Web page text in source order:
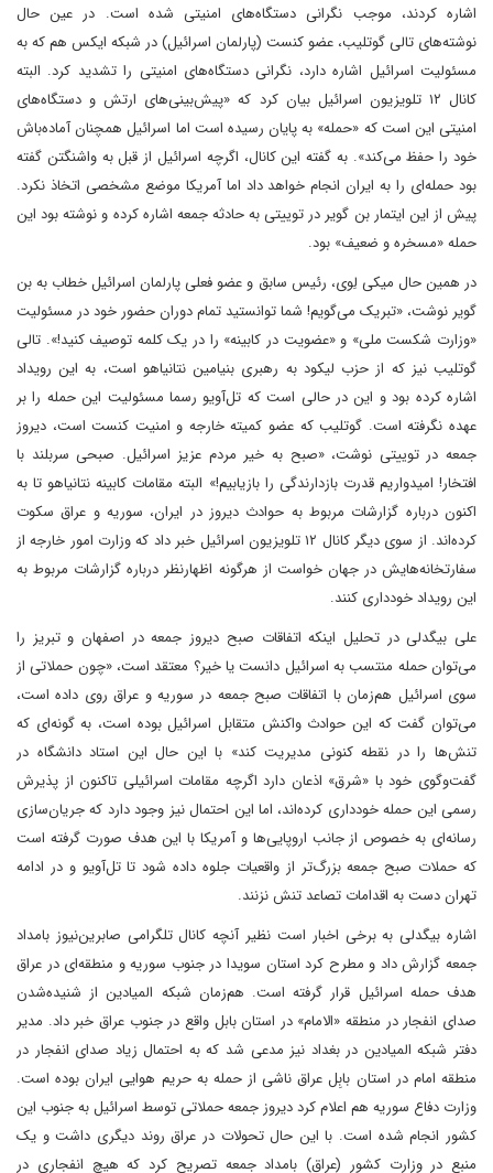
اشاره کردند، موجب نگرانی دستگاه‌های امنیتی شده است. در عین حال
نوشته‌های تالی گوتلیب، عضو کنست (پارلمان اسرائیل) در شبکه ایکس هم که به
مسئولیت اسرائیل اشاره دارد، نگرانی دستگاه‌های امنیتی را تشدید کرد. البته
کانال ۱۲ تلویزیون اسرائیل بیان کرد که «پیش‌بینی‌های ارتش و دستگاه‌های
امنیتی این است که «حمله» به پایان رسیده است اما اسرائیل همچنان آماده‌باش
خود را حفظ می‌کند». به گفته این کانال، اگرچه اسرائیل از قبل به واشنگتن گفته
بود حمله‌ای را به ایران انجام خواهد داد اما آمریکا موضع مشخصی اتخاذ نکرد.
پیش از این ایتمار بن گویر در توییتی به حادثه جمعه اشاره کرده و نوشته بود این
حمله «مسخره و ضعیف» بود.
در همین حال میکی لِوی، رئیس سابق و عضو فعلی پارلمان اسرائیل خطاب به بن‌
گویر نوشت، «تبریک می‌گویم! شما توانستید تمام دوران حضور خود در مسئولیت
«وزارت شکست ملی» و «عضویت در کابینه» را در یک کلمه توصیف کنید!». تالی
گوتلیب نیز که از حزب لیکود به رهبری بنیامین نتانیاهو است، به این رویداد
اشاره کرده بود و این در حالی است که تل‌آویو رسما مسئولیت این حمله را بر
عهده نگرفته است. گوتلیب که عضو کمیته خارجه و امنیت کنست است، دیروز
جمعه در توییتی نوشت، «صبح به خیر مردم عزیز اسرائیل. صبحی سربلند با
افتخار! امیدواریم قدرت بازدارندگی را بازیابیم!» البته مقامات کابینه نتانیاهو تا به
اکنون درباره گزارشات مربوط به حوادث دیروز در ایران، سوریه و عراق سکوت
کرده‌اند. از سوی دیگر کانال ۱۲ تلویزیون اسرائیل خبر داد که وزارت امور خارجه از
سفارتخانه‌هایش در جهان خواست از هرگونه اظهارنظر درباره گزارشات مربوط به
این رویداد خودداری کنند.
علی بیگدلی در تحلیل اینکه اتفاقات صبح دیروز جمعه در اصفهان و تبریز را
می‌توان حمله منتسب به اسرائیل دانست یا خیر؟ معتقد است، «چون حملاتی از
سوی اسرائیل هم‌زمان با اتفاقات صبح جمعه در سوریه و عراق روی داده است،
می‌توان گفت که این حوادث واکنش متقابل اسرائیل بوده است، به گونه‌ای که
تنش‌ها را در نقطه کنونی مدیریت کند» با این حال این استاد دانشگاه در
گفت‌وگوی خود با «شرق» اذعان دارد اگرچه مقامات اسرائیلی تاکنون از پذیرش
رسمی این حمله خودداری کرده‌اند، اما این احتمال نیز وجود دارد که جریان‌سازی
رسانه‌ای به خصوص از جانب اروپایی‌ها و آمریکا با این هدف صورت گرفته است
که حملات صبح جمعه بزرگ‌تر از واقعیات جلوه داده شود تا تل‌آویو و در ادامه
تهران دست به اقدامات تصاعد تنش نزنند.
اشاره بیگدلی به برخی اخبار است نظیر آنچه کانال تلگرامی صابرین‌نیوز بامداد
جمعه گزارش داد و مطرح کرد استان سویدا در جنوب سوریه و منطقه‌ای در عراق
هدف حمله اسرائیل قرار گرفته است. هم‌زمان شبکه المیادین از شنیده‌شدن
صدای انفجار در منطقه «الامام» در استان بابل واقع در جنوب عراق خبر داد. مدیر
دفتر شبکه المیادین در بغداد نیز مدعی شد که به احتمال زیاد صدای انفجار در
منطقه امام در استان بابِل عراق ناشی از حمله به حریم هوایی ایران بوده است.
وزارت دفاع سوریه هم اعلام کرد دیروز جمعه حملاتی توسط اسرائیل به جنوب این
کشور انجام شده است. با این حال تحولات در عراق روند دیگری داشت و یک
منبع در وزارت کشور (عراق) بامداد جمعه تصریح کرد که هیچ انفجاری در